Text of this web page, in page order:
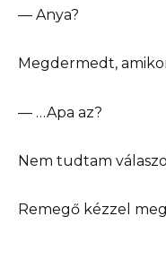
— Anya?
Megdermedt,
— …Apa az?
Nem tudtam
Remegő kézzel